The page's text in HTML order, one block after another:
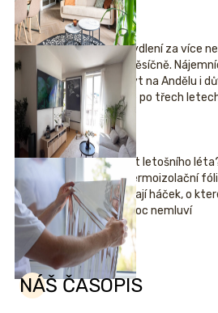
Bydlení za více
měsíčně.
byt na Andělu i
se po třech
Hit letošního
Termoizolační
mají háček, o
moc nemluví
NÁŠ ČASOPIS